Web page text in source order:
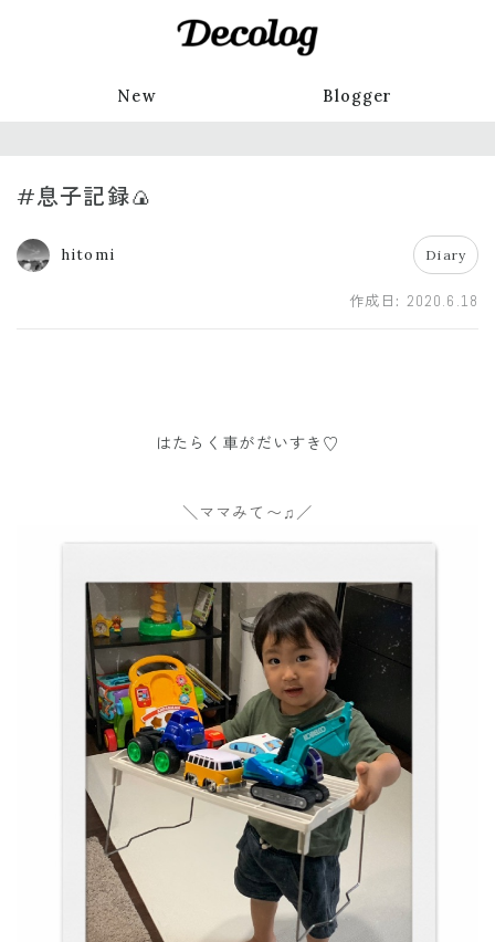
New Blogger
#息子記録🍙
hitomi Diary
作成日: 2020.6.18
はたらく車がだいすき♡
＼ママみて〜♫／